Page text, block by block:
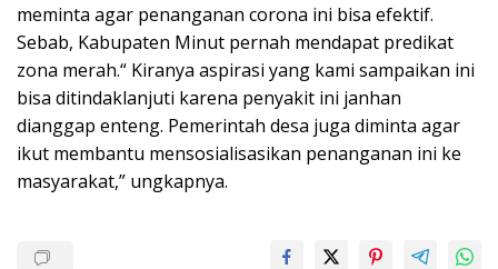
meminta agar penanganan corona ini bisa efektif.
Sebab, Kabupaten Minut pernah mendapat predikat
zona merah.“ Kiranya aspirasi yang kami sampaikan ini
bisa ditindaklanjuti karena penyakit ini janhan
dianggap enteng. Pemerintah desa juga diminta agar
ikut membantu mensosialisasikan penanganan ini ke
masyarakat,” ungkapnya.